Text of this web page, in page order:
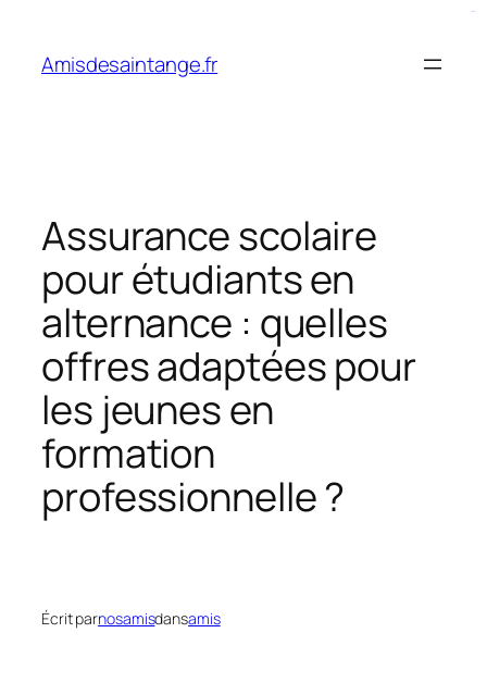
contenu
Amisdesaintange.fr
Assurance scolaire
pour étudiants en
alternance : quelles
offres adaptées pour
les jeunes en
formation
professionnelle ?
Écrit parnosamisdansamis